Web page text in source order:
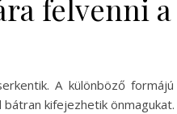
felvenni a
A különböző formájú
kifejezhetik önmagukat.